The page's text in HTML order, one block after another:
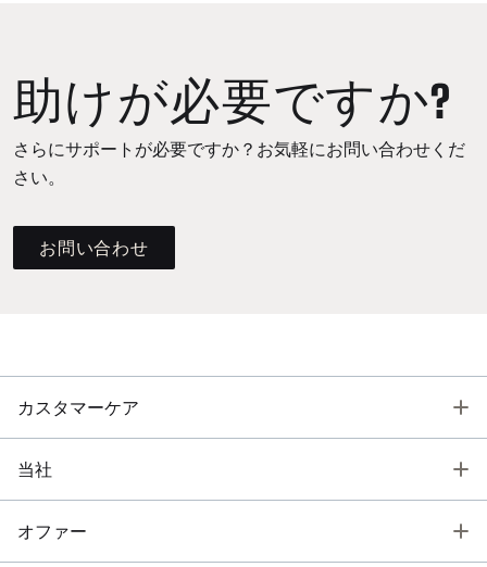
助けが必要ですか?
さらにサポートが必要ですか？お気軽にお問い合わせくだ
さい。
お問い合わせ
カスタマーケア
当社
オファー